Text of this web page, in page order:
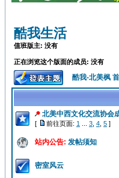
酷我生活
值班版主: 没有
正在浏览这个版面的成员: 没有
酷我-北美枫
北美中西文化交流协会
[ 前往页面: 1 3 4 5 ]
站内公告: 发帖须知
密室风云